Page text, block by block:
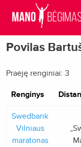
Povilas
Praėję renginiai: 3
Renginys
Swedbank
Vilniaus
maratonas